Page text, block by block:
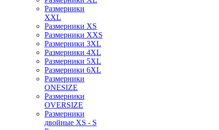
Размерники
XXL
Размерники XS
Размерники XXS
Размерники 3XL
Размерники 4XL
Размерники 5XL
Размерники 6XL
Размерники
ONESIZE
Размерники
OVERSIZE
Размерники
двойные XS - S